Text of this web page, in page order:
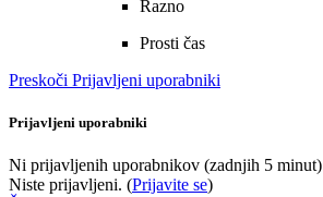
Razno
Prosti čas
Preskoči Prijavljeni uporabniki
Prijavljeni uporabniki
Ni prijavljenih uporabnikov (zadnjih 5 minut)
Niste prijavljeni. (Prijavite se)